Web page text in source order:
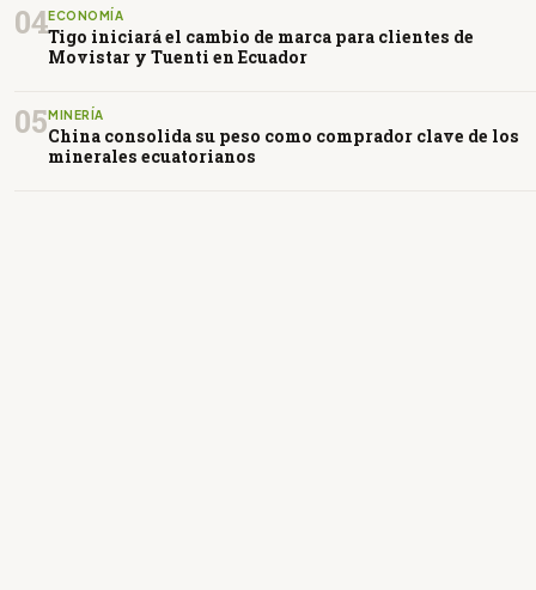
04ECONOMÍA
Tigo iniciará el cambio de marca para clientes de
Movistar y Tuenti en Ecuador
05MINERÍA
China consolida su peso como comprador clave de los
minerales ecuatorianos